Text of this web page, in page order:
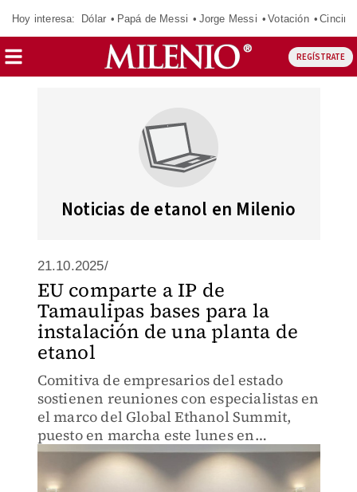
Hoy interesa: Dólar Papá de Messi Jorge Messi Votación
REGÍSTRATE
Noticias de etanol en Milenio
21.10.2025/
EU comparte a IP de
Tamaulipas bases para la
instalación de una planta de
etanol
Comitiva de empresarios del estado
sostienen reuniones con especialistas en
el marco del Global Ethanol Summit,
puesto en marcha este lunes en
Washington